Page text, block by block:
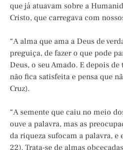
que já atuavam sobre a
Cristo, que carregava com
“A alma que ama a Deus de
preguiça, de fazer o que pode
Deus, o seu Amado. E depois
não fica satisfeita e pensa que
Cruz).
“A semente que caiu no meio
ouve a palavra, mas as
da riqueza sufocam a palavra, e
22). Trata-se de almas